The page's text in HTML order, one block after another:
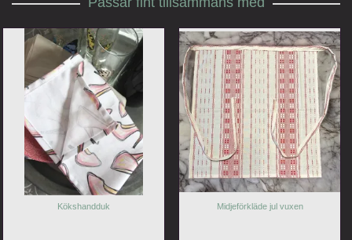
Kökshandduk Midjeförkläde jul vuxen